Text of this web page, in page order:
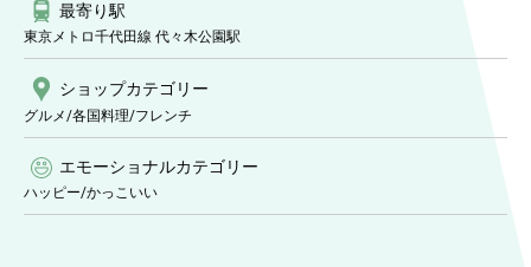
最寄り駅
東京メトロ千代田線 代々木公園駅
ショップカテゴリー
グルメ/各国料理/フレンチ
エモーショナルカテゴリー
ハッピー/かっこいい